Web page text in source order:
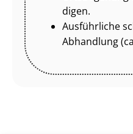
di­gen.
Ausführliche
Abhandlung